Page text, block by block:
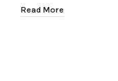
Read More